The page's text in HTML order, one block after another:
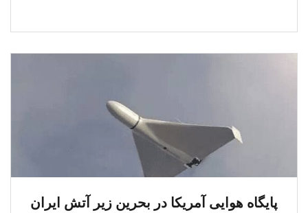
پایگاه هوایی آمریکا در بحرین زیر آتش ایران